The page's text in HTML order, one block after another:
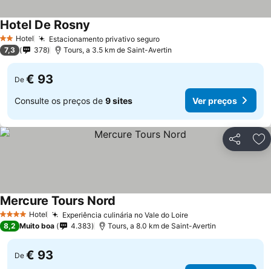
2 Estrelas
Hotel Estacionamento privativo seguroVer preços
Hotel De Rosny
7,3 378 Tours, a 3.5 km de Saint-Avertin
De € 93
Consulte os preços de 9 sites Ver preços
Partilhar
4 EstrelasHotel Experiência culinária no Vale do LoireVer preços
Mercure Tours Nord
8,2 Muito boa 4.383 Tours, a 8.0 km de Saint-Avertin
De € 93